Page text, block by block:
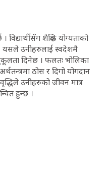
शैक्षिक योग्यताको
। यसले उनीहरुलाई स्वदेशमै
दिनेछ । फलतः भोलिका
ठोस र दिगो योगदान
उनीहरुको जीवन मात्र
हुन्छ ।